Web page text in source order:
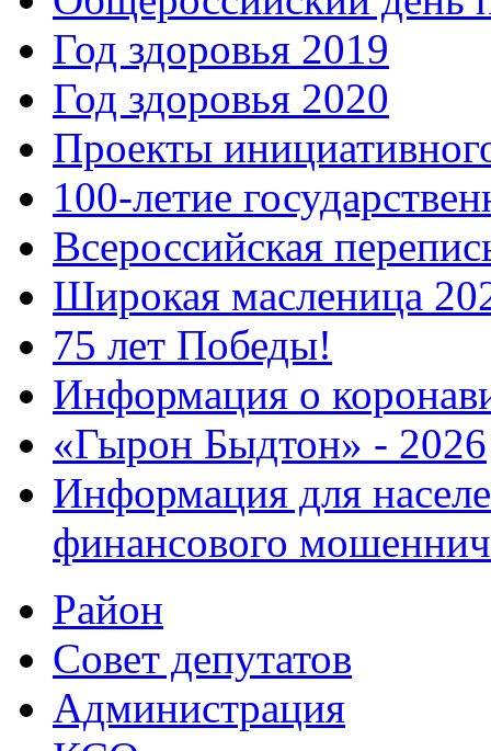
Год здоровья 2019
Год здоровья 2020
Проекты
100-летие
Всероссийская
Широкая масленица
75 лет Победы!
Информация о
«Гырон Быдтон» - 2026
Информация для
финансового
Район
Совет депутатов
Администрация